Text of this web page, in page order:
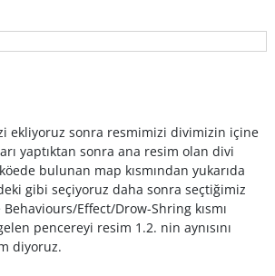
sonra resmimizi divimizin içine
yaptıktan sonra ana resim olan divi
bulunan map kısmından yukarıda
gibi seçiyoruz daha sonra seçtiğimiz
Behaviours/Effect/Drow-Shring kısmı
pencereyi resim 1.2. nin aynısını
diyoruz.